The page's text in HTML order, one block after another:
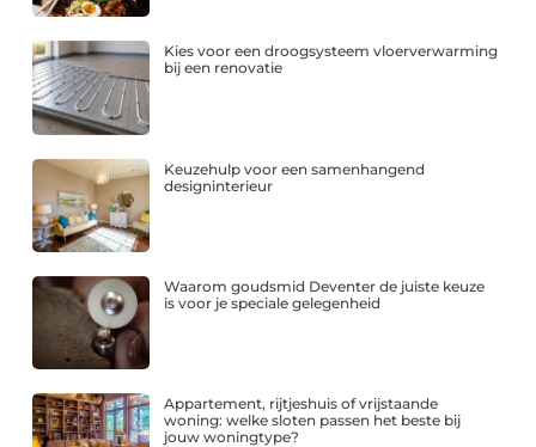
Kies voor een droogsysteem vloerverwarming
bij een renovatie
Keuzehulp voor een samenhangend
designinterieur
Waarom goudsmid Deventer de juiste keuze
is voor je speciale gelegenheid
Appartement, rijtjeshuis of vrijstaande
woning: welke sloten passen het beste bij
jouw woningtype?